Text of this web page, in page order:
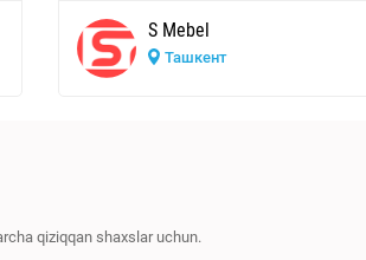
S Mebel
Ташкент
qiziqqan shaxslar uchun.